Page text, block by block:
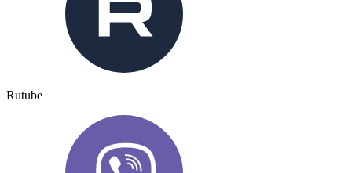
Rutube